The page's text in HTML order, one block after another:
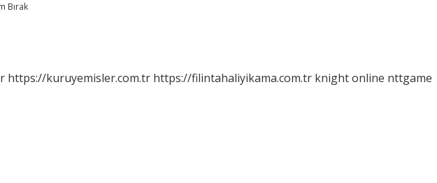
Bırak
https://kuruyemisler.com.tr https://filintahaliyikama.com.tr knight online nttgame